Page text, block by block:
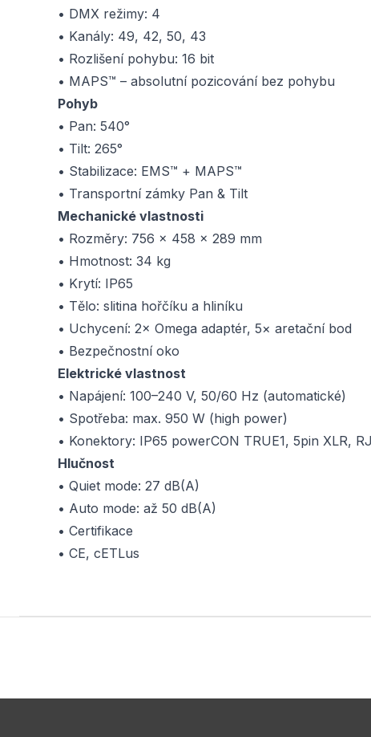
• DMX režimy: 4
• Kanály: 49, 42, 50, 43
• Rozlišení pohybu: 16 bit
• MAPS™ – absolutní pozicování bez pohybu
Pohyb
• Pan: 540°
• Tilt: 265°
• Stabilizace: EMS™ + MAPS™
• Transportní zámky Pan & Tilt
Mechanické vlastnosti
• Rozměry: 756 × 458 × 289 mm
• Hmotnost: 34 kg
• Krytí: IP65
• Tělo: slitina hořčíku a hliníku
• Uchycení: 2× Omega adaptér, 5× aretační bod
• Bezpečnostní oko
Elektrické vlastnost
• Napájení: 100–240 V, 50/60 Hz (automatické)
• Spotřeba: max. 950 W (high power)
• Konektory: IP65 powerCON TRUE1, 5pin XLR,
Hlučnost
• Quiet mode: 27 dB(A)
• Auto mode: až 50 dB(A)
• Certifikace
• CE, cETLus